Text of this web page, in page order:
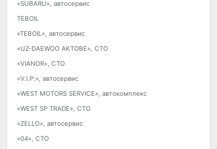
«SUBARU», автосервис
TEBOIL
«TEBOIL», автосервис
«UZ-DAEWOO AKTOBE», СТО
«VIANOR», СТО
«V.I.P.», автосервис
«WEST MOTORS SERVICE», автокомплекс
«WEST SP TRADE», СТО
«ZELLO», автосервис
«04», СТО